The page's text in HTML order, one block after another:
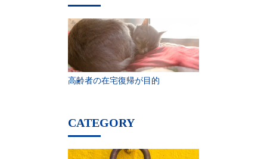
高齢者の在宅復帰が目的
CATEGORY